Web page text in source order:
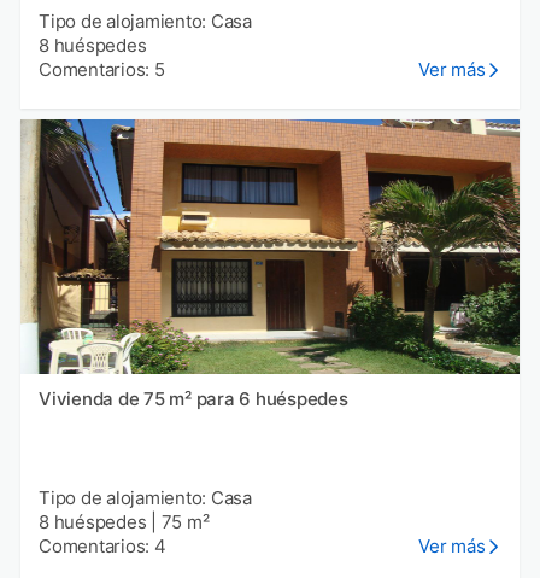
Tipo de alojamiento: Casa
8 huéspedes
Comentarios: 5
Ver más
Vivienda de 75 m² para 6 huéspedes
Tipo de alojamiento: Casa
8 huéspedes
75 m²
Comentarios: 4
Ver más